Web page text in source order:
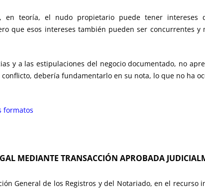
en teoría, el nudo propietario puede tener
que esos intereses también pueden ser concurrentes y
y a las estipulaciones del negocio documentado, no
debería fundamentarlo en su nota, lo que no ha
formatos
MEDIANTE TRANSACCIÓN APROBADA
General de los Registros y del Notariado, en el